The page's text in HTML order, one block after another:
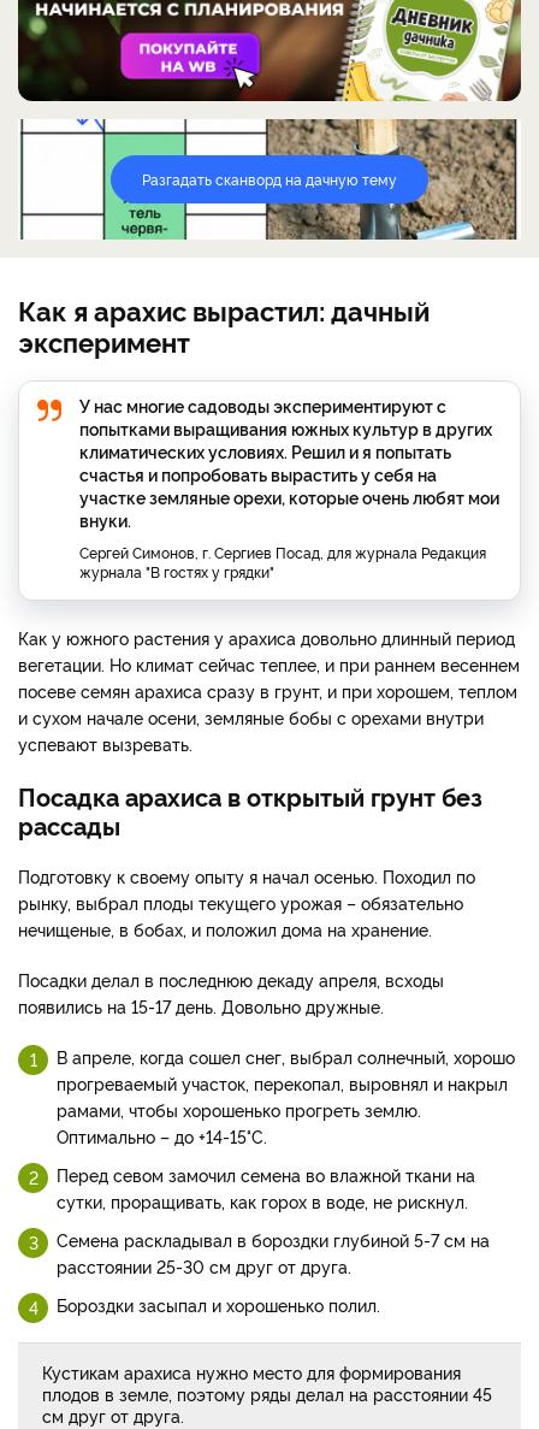
Разгадать сканворд на дачную тему
Как я арахис вырастил: дачный
эксперимент
У нас многие садоводы экспериментируют с
попытками выращивания южных культур в других
климатических условиях. Решил и я попытать
счастья и попробовать вырастить у себя на
участке земляные орехи, которые очень любят мои
внуки.
Сергей Симонов, г. Сергиев Посад, для журнала Редакция
журнала "В гостях у грядки"
Как у южного растения у арахиса довольно длинный период
вегетации. Но климат сейчас теплее, и при раннем весеннем
посеве семян арахиса сразу в грунт, и при хорошем, теплом
и сухом начале осени, земляные бобы с орехами внутри
успевают вызревать.
Посадка арахиса в открытый грунт без
рассады
Подготовку к своему опыту я начал осенью. Походил по
рынку, выбрал плоды текущего урожая – обязательно
нечищеные, в бобах, и положил дома на хранение.
Посадки делал в последнюю декаду апреля, всходы
появились на 15-17 день. Довольно дружные.
В апреле, когда сошел снег, выбрал солнечный, хорошо
прогреваемый участок, перекопал, выровнял и накрыл
рамами, чтобы хорошенько прогреть землю.
Оптимально – до +14-15°C.
Перед севом замочил семена во влажной ткани на
сутки, проращивать, как горох в воде, не рискнул.
Семена раскладывал в бороздки глубиной 5-7 см на
расстоянии 25-30 см друг от друга.
Бороздки засыпал и хорошенько полил.
Кустикам арахиса нужно место для формирования
плодов в земле, поэтому ряды делал на расстоянии 45
см друг от друга.